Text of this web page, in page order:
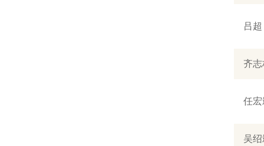
吕超
齐志
任宏
吴绍